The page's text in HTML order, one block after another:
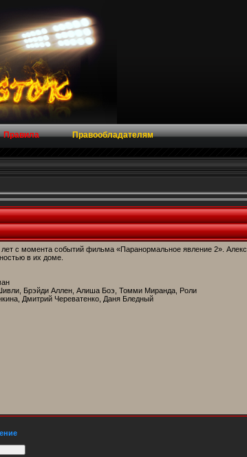
Правила Правообладателям
лет с момента событий фильма «Паранормальное явление 2». Алекс
в их доме.
Брэйди Аллен, Алиша Боэ, Томми Миранда, Роли
Дмитрий Череватенко, Даня Бледный